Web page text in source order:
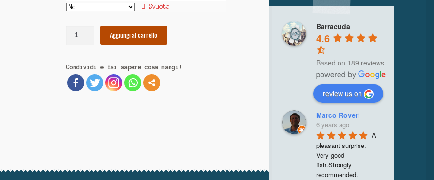
Svuota
Aggiungi al carrello
Condividi e fai sapere cosa mangi!
Barracuda
4.6
Based on 189 reviews
review us on
Marco Roveri
6 years ago
A
pleasant surprise.
Very good
fish.Strongly
recommended.